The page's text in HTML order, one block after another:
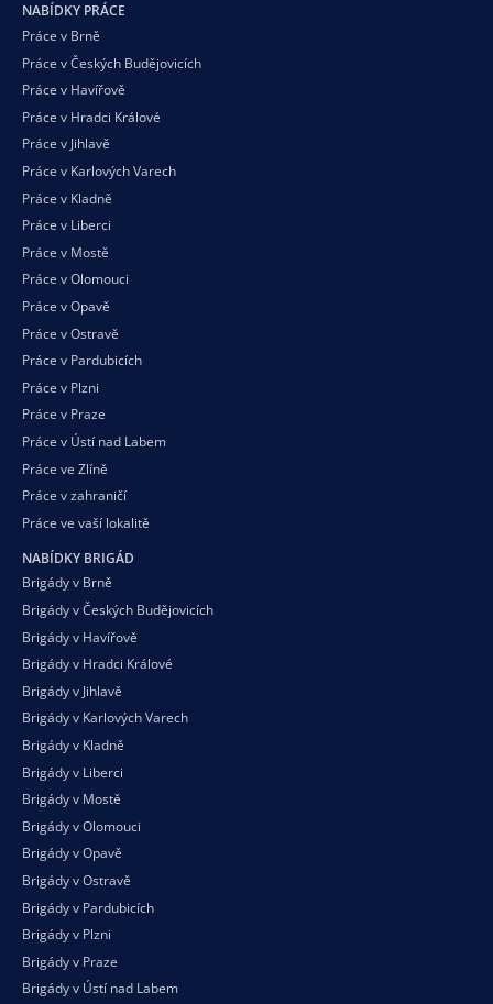
NABÍDKY PRÁCE
Práce v Brně
Práce v Českých Budějovicích
Práce v Havířově
Práce v Hradci Králové
Práce v Jihlavě
Práce v Karlových Varech
Práce v Kladně
Práce v Liberci
Práce v Mostě
Práce v Olomouci
Práce v Opavě
Práce v Ostravě
Práce v Pardubicích
Práce v Plzni
Práce v Praze
Práce v Ústí nad Labem
Práce ve Zlíně
Práce v zahraničí
Práce ve vaší lokalitě
NABÍDKY BRIGÁD
Brigády v Brně
Brigády v Českých Budějovicích
Brigády v Havířově
Brigády v Hradci Králové
Brigády v Jihlavě
Brigády v Karlových Varech
Brigády v Kladně
Brigády v Liberci
Brigády v Mostě
Brigády v Olomouci
Brigády v Opavě
Brigády v Ostravě
Brigády v Pardubicích
Brigády v Plzni
Brigády v Praze
Brigády v Ústí nad Labem